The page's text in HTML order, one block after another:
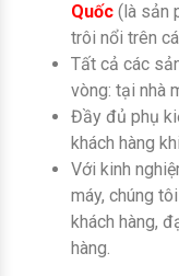
Quốc (là sản
trôi nổi trên
Tất cả các
vòng: tại nhà
Đầy đủ phụ
khách hàng
Với kinh
máy, chúng
khách hàng,
hàng.